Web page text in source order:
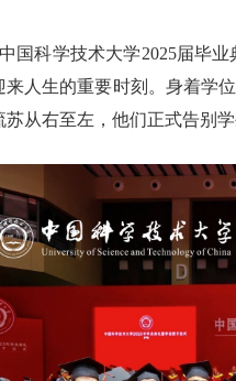
国科学技术大学2025届毕
人生的重要时刻。身着学
苏从右至左，他们正式告别